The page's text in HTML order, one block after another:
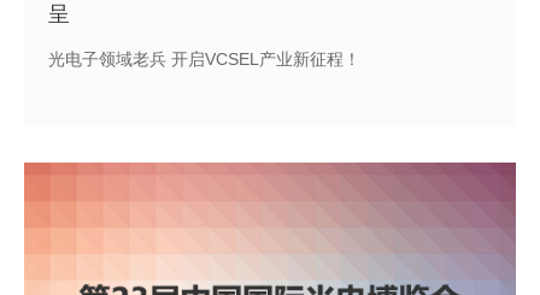
呈
光电子领域老兵 开启VCSEL产业新征程！